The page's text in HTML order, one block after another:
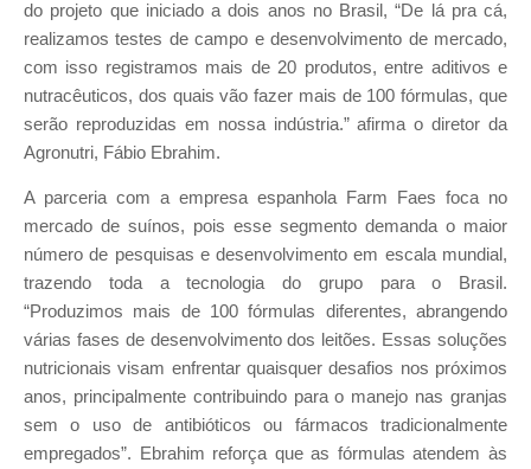
do projeto que iniciado a dois anos no Brasil, “De lá pra cá,
realizamos testes de campo e desenvolvimento de mercado,
com isso registramos mais de 20 produtos, entre aditivos e
nutracêuticos, dos quais vão fazer mais de 100 fórmulas, que
serão reproduzidas em nossa indústria.” afirma o diretor da
Agronutri, Fábio Ebrahim.
A parceria com a empresa espanhola Farm Faes foca no
mercado de suínos, pois esse segmento demanda o maior
número de pesquisas e desenvolvimento em escala mundial,
trazendo toda a tecnologia do grupo para o Brasil.
“Produzimos mais de 100 fórmulas diferentes, abrangendo
várias fases de desenvolvimento dos leitões. Essas soluções
nutricionais visam enfrentar quaisquer desafios nos próximos
anos, principalmente contribuindo para o manejo nas granjas
sem o uso de antibióticos ou fármacos tradicionalmente
empregados”. Ebrahim reforça que as fórmulas atendem às